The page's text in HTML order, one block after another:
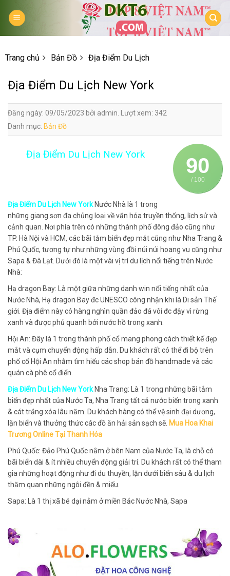
Trang chủ Bản Đồ Địa Điểm Du Lịch
Địa Điểm Du Lịch New York
Đăng ngày: 09/05/2023 bởi admin. Lượt xem: 342
Danh mục: Bản Đồ
90
/ 100
Địa Điểm Du Lịch New York
Địa Điểm Du Lịch New YorkNước Nhà là 1 trong
những giang sơn đa chủng loại về văn hóa truyền thống, lịch sử và
cảnh quan. Nơi phía trên có những thành phố đông đảo cũng như
TP. Hà Nội và HCM, các bãi tắm biển đẹp mắt cũng như Nha Trang &
Phú Quốc, tương tự như những vùng đồi núi núi hoang vu cũng như
Sapa & Đà Lạt. Dưới đó là một vài vị trí du lịch nổi tiếng trên Nước
Nhà:
Hạ dragon Bay: Là một giữa những danh win nổi tiếng nhất của
Nước Nhà, Hạ dragon Bay đc UNESCO công nhận khi là Di sản Thế
giới. Địa điểm này có hàng nghìn quần đảo đá vôi đc đậy vì rừng
xanh và được phủ quanh bởi nước hồ trong xanh.
Hội An: Đây là 1 trong thành phố cổ mang phong cách thiết kế đẹp
mắt và cụm chuyển động hấp dẫn. Du khách rất có thể đi bộ trên
phố cổ Hội An nhằm tìm hiểu các shop bán đồ handmade và các
quán cà phê cổ điển.
Địa Điểm Du Lịch New YorkNha Trang: Là 1 trong những bãi tắm
biển đẹp nhất của Nước Ta, Nha Trang tất cả nước biển trong xanh
& cát trắng xóa lâu năm. Du khách hàng có thể vệ sinh đại dương,
lặn biển và thưởng thức các đồ ăn hải sản sạch sẽ. Mua Hoa Khai
Trương Online Tại Thanh Hóa
Phú Quốc: Đảo Phú Quốc nằm ở bên Nam của Nước Ta, là chỗ có
bãi biển dài & ít nhiều chuyển động giải trí. Du khách rất có thể tham
gia những hoạt động như đi du thuyền, lặn dưới biển sâu & du lịch
thăm quan những ngôi đền & miếu.
Sapa: Là 1 thị xã bé dại nằm ở miền Bắc Nước Nhà, Sapa